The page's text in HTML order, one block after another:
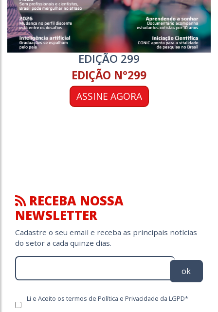
EDIÇÃO 299
EDIÇÃO N°299
ASSINE AGORA
RECEBA NOSSA
NEWSLETTER
Cadastre o seu email e receba as principais notícias
do setor a cada quinze dias.
ok
Li e Aceito os termos de Política e Privacidade da LGPD*